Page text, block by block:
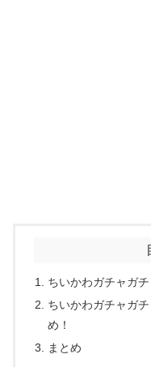
ちいかわガチャガ
ちいかわガチャガ
め！
まとめ